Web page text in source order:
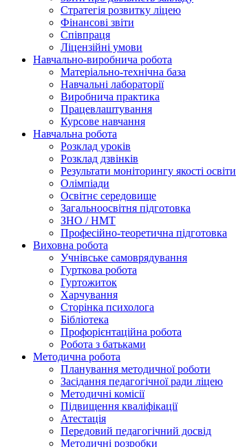
Стратегія розвитку ліцею
Фінансові звіти
Співпраця
Ліцензійні умови
Навчально-виробнича робота
Матеріально-технічна база
Навчальні лабораторії
Виробнича практика
Працевлаштування
Курсове навчання
Навчальна робота
Розклад уроків
Розклад дзвінків
Результати моніторингу якості освіти
Олімпіади
Освітнє середовище
Загальноосвітня підготовка
ЗНО / НМТ
Професійно-теоретична підготовка
Виховна робота
Учнівське самоврядування
Гурткова робота
Гуртожиток
Харчування
Сторінка психолога
Бібліотека
Профорієнтаційна робота
Робота з батьками
Методична робота
Планування методичної роботи
Засідання педагогічної ради ліцею
Методичні комісії
Підвищення кваліфікації
Атестація
Передовий педагогічний досвід
Методичні розробки